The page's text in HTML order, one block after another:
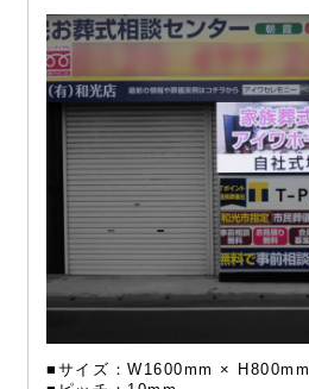
■サイズ：W1600mm × H800mm